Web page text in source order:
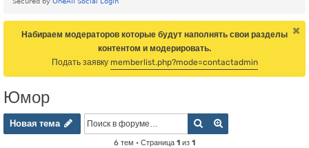
Набираем модераторов которые будут наполнять свои разделы
контентом и модерировать.
Подать заявку memberlist.php?mode=contactadmin
Юмор
Новая тема
Новая тема Поиск
6 тем • Страница 1 из 1